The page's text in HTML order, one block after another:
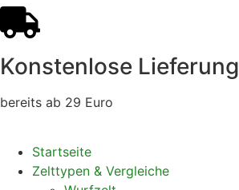
Konstenlose Lieferung
bereits ab 29 Euro
Startseite
Zelttypen & Vergleiche